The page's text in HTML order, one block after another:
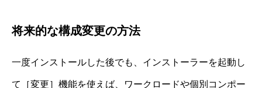
将来的な構成変更の方法
一度インストールした後でも、インストーラーを起動し
て［変更］機能を使えば、ワークロードや個別コンポー